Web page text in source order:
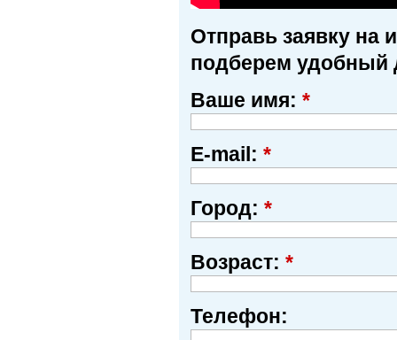
Отправь заявку на
подберем удобный
Ваше имя: *
E-mail: *
Город: *
Возраст: *
Телефон: